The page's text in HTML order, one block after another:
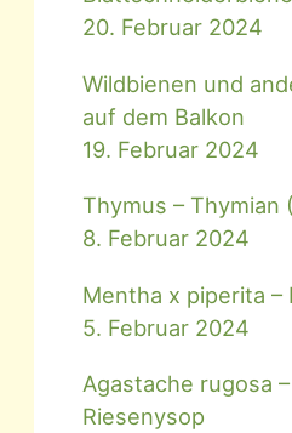
20. Februar 2024
Wildbienen und
auf dem Balkon
19. Februar 2024
Thymus – Thymian
8. Februar 2024
Mentha x piperita
5. Februar 2024
Agastache rugosa
Riesenysop